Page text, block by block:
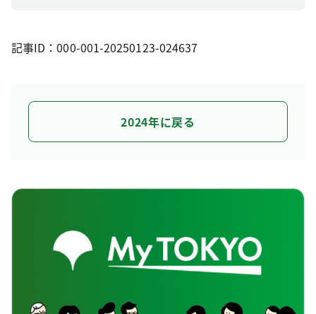
記事ID：000-001-20250123-024637
2024年に戻る